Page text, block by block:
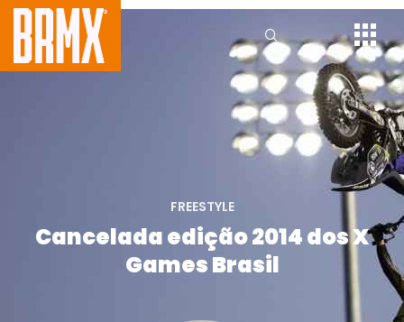
FREESTYLE
Cancelada edição 2014 dos X
Games Brasil